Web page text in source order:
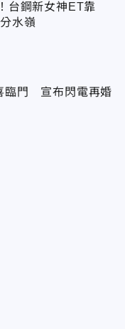
台鋼新女神ET靠
水嶺
臨門 宣布閃電再婚